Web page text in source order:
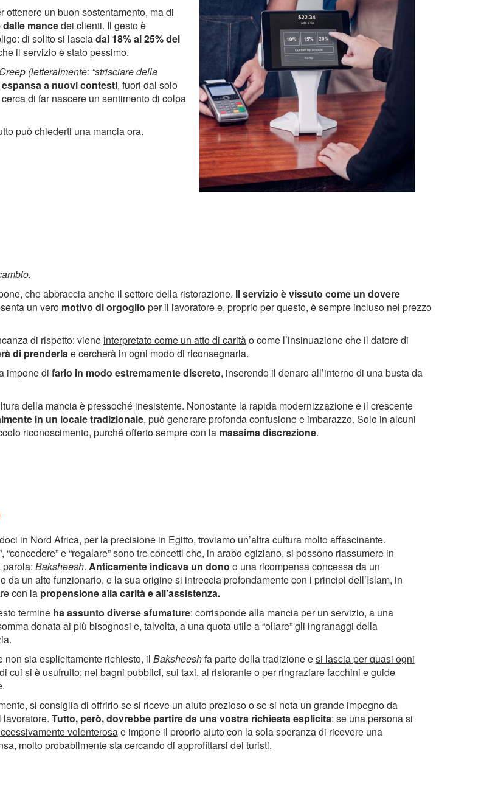
un buon sostentamento, ma di
mancedei clienti. Il gesto è
di solito si lasciadal 18% al 25% del
il servizio è stato pessimo.
(letteralmente: “strisciare della
espansa a nuovi contesti, fuori dal solo
di far nascere un sentimento di colpa
può chiederti una mancia ora.
che abbraccia anche il settore della ristorazione. Il servizio è vissuto come un dovere
un vero motivo di orgoglio per il lavoratore e, proprio per questo, è sempre incluso nel prezzo
di rispetto: viene interpretato come un atto di caritào come l’insinuazione che il datore di
di prenderlae cercherà in ogni modo di riconsegnarla.
impone di farlo in modo estremamente discreto, inserendo il denaro all’interno di una busta da
della mancia è pressoché inesistente. Nonostante la rapida modernizzazione e il crescente
in un locale tradizionale, può generare profonda confusione e imbarazzo. Solo in alcuni
riconoscimento, purché offerto sempre con la massima discrezione.
in Nord Africa, per la precisione in Egitto, troviamo un’altra cultura molto affascinante.
“concedere” e “regalare” sono tre concetti che, in arabo egiziano, si possono riassumere in
parola: Baksheesh. Anticamente indicava un dono o una ricompensa concessa da un
da un alto funzionario, e la sua origine si intreccia profondamente con i principi dell’Islam, in
con la propensione alla carità e all’assistenza.
termine ha assunto diverse sfumature: corrisponde alla mancia per un servizio, a una
donata ai più bisognosi e, talvolta, a una quota utile a “oliare” gli ingranaggi della
non sia esplicitamente richiesto, il Baksheeshfa parte della tradizione esi lascia per quasi ogni
cui si è usufruito: nei bagni pubblici, sui taxi, al ristorante o per ringraziare facchini e guide
si consiglia di offrirlo se si riceve un aiuto prezioso o se si nota un grande impegno da
lavoratore. Tutto, però, dovrebbe partire da una vostra richiesta esplicita: se una persona si
volenterosae impone il proprio aiuto con la sola speranza di ricevere una
molto probabilmentesta cercando di approfittarsi dei turisti.